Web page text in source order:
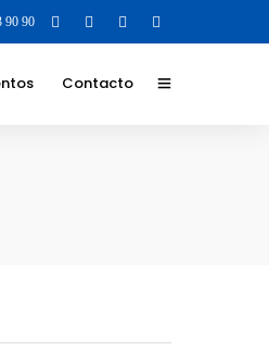
90 90
Contacto